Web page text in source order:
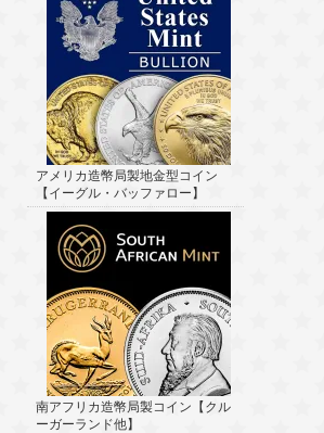
アメリカ造幣局製地金型コイン
【イーグル・バッファロー】
南アフリカ造幣局製コイン【クル
ーガーランド他】